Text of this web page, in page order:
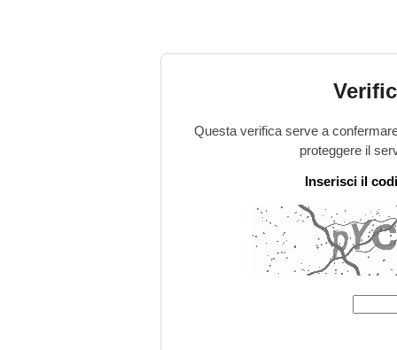
Questa verifica serve a
proteggere il
Inserisci il